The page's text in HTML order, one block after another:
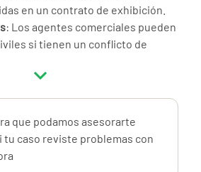
en un contrato de exhibición.
: Los agentes comerciales pueden
si tienen un conflicto de
civiles si no representan
o servicios que están
llevar a cabo apartandose de las
la emrpesa a quienes representa.
que podamos asesorarte
tu caso reviste problemas con